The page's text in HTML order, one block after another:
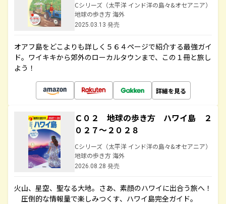
Cシリーズ（太平洋 インド洋の島々&オセアニア）
地球の歩き方 海外
2025.03.13 発売
オアフ島をどこよりも詳しく５６４ページで紹介する最強ガイ
ド。ワイキキから郊外のローカルタウンまで、この１冊と旅し
よう！
詳細を見る
Ｃ０２ 地球の歩き方 ハワイ島 ２
０２７～２０２８
Cシリーズ（太平洋 インド洋の島々&オセアニア）
地球の歩き方 海外
2026.08.28 発売
火山、星空、聖なる大地――。さあ、素顔のハワイに出合う旅へ！
圧倒的な情報量で楽しみつくす、ハワイ島完全ガイド。